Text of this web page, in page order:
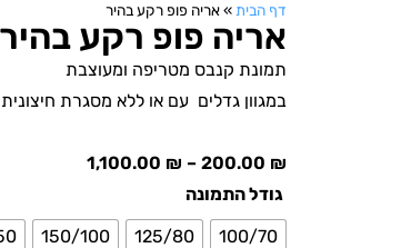
דף הבית »אריה פופ רקע בהיר
אריה פופ רקע בהיר
תמונת קנבס מטריפה ומעוצבת
במגוון גדלים עם או ללא מסגרת
200.00 ₪
–
1,100.00 ₪
גודל התמונה
100/70
125/80
150/100